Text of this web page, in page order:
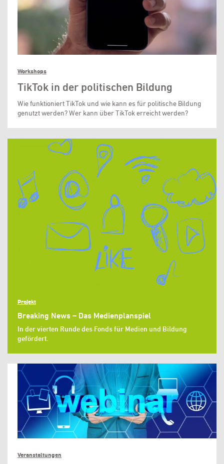
Workshops
TikTok in der politischen Bildung
Wie funktioniert TikTok und wie kann es für politische Bildung
genutzt werden? Wer kann über TikTok erreicht werden?
Projekt
Breaking News – Das Medienplanspiel
In der vierten Runde des Fonds für Medien und Bildung
gefördert.
Veranstaltungen